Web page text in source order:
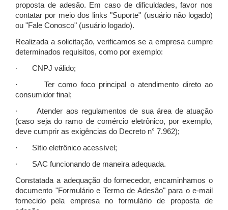
proposta de adesão. Em caso de dificuldades, favor nos
contatar por meio dos links "Suporte" (usuário não logado)
ou "Fale Conosco" (usuário logado).
Realizada a solicitação, verificamos se a empresa cumpre
determinados requisitos, como por exemplo:
· CNPJ válido;
· Ter como foco principal o atendimento direto ao
consumidor final;
· Atender aos regulamentos de sua área de atuação
(caso seja do ramo de comércio eletrônico, por exemplo,
deve cumprir as exigências do Decreto n° 7.962);
· Sítio eletrônico acessível;
· SAC funcionando de maneira adequada.
Constatada a adequação do fornecedor, encaminhamos o
documento "Formulário e Termo de Adesão" para o e-mail
fornecido pela empresa no formulário de proposta de